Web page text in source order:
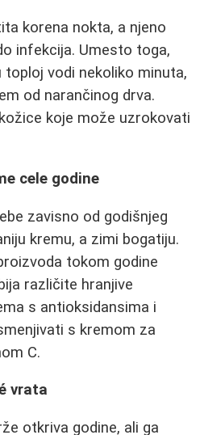
korena nokta, a njeno
infekcija. Umesto toga,
vodi nekoliko minuta,
od narančinog drva.
koje može uzrokovati
cele godine
zavisno od godišnjeg
kremu, a zimi bogatiju.
tokom godine
različite hranjive
s antioksidansima i
s kremom za
C.
vrata
otkriva godine, ali ga